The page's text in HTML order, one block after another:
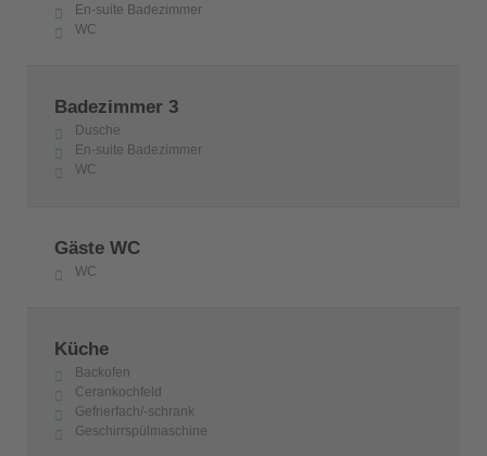
En-suite Badezimmer
WC
Badezimmer 3
Dusche
En-suite Badezimmer
WC
Gäste WC
WC
Küche
Backofen
Cerankochfeld
Gefrierfach/-schrank
Geschirrspülmaschine